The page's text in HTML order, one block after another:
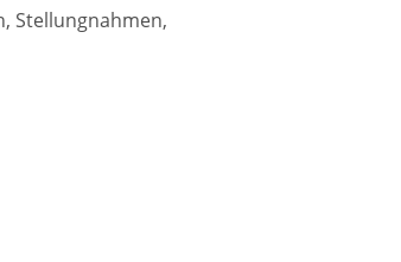
Stellungnahmen,